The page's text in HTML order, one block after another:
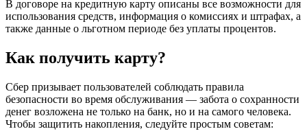
В договоре на кредитную карту описаны все возможности для
использования средств, информация о комиссиях и штрафах, а
также данные о льготном периоде без уплаты процентов.
Как получить карту?
Сбер призывает пользователей соблюдать правила
безопасности во время обслуживания — забота о сохранности
денег возложена не только на банк, но и на самого человека.
Чтобы защитить накопления, следуйте простым советам: